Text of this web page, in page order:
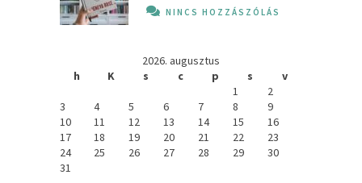
NINCS HOZZÁSZÓLÁS
2026. augusztus
h
K s c p s
v
1
2
3
4 5 6 7 8
9
10
11 12 13 14 15
16
17
18 19 20 21 22
23
24
25 26 27 28 29
30
31